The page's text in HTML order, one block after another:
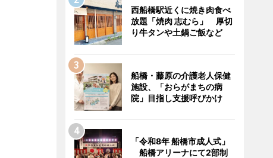
西船橋駅近くに焼き肉食べ
放題「焼肉 志むら」 厚切
り牛タンや土鍋ご飯など
船橋・藤原の介護老人保健
施設、「おらがまちの病
院」目指し支援呼びかけ
「令和8年 船橋市成人式」
船橋アリーナにて2部制